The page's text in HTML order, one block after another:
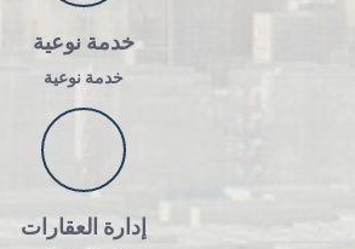
خدمة نوعية
خدمة نوعية
إدارة العقارات